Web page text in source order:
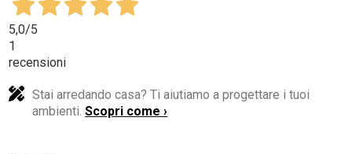
5,0/5
1
recensioni
Stai arredando casa? Ti aiutiamo a progettare i tuoi
ambienti.Scopri come ›